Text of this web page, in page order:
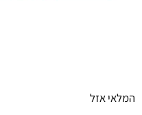
המלאי אזל